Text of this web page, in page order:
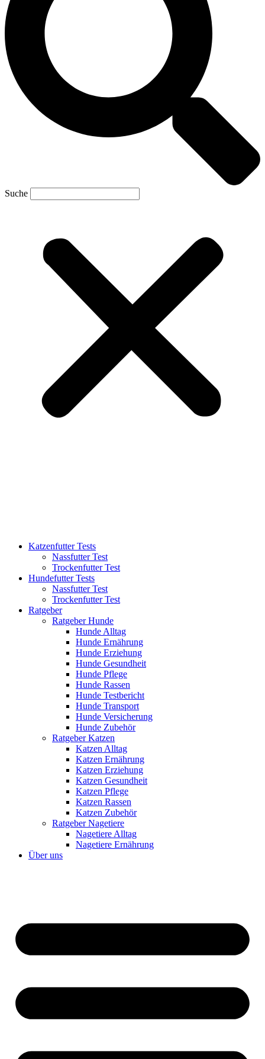
Suche
Katzenfutter Tests
Nassfutter Test
Trockenfutter Test
Hundefutter Tests
Nassfutter Test
Trockenfutter Test
Ratgeber
Ratgeber Hunde
Hunde Alltag
Hunde Ernährung
Hunde Erziehung
Hunde Gesundheit
Hunde Pflege
Hunde Rassen
Hunde Testbericht
Hunde Transport
Hunde Versicherung
Hunde Zubehör
Ratgeber Katzen
Katzen Alltag
Katzen Ernährung
Katzen Erziehung
Katzen Gesundheit
Katzen Pflege
Katzen Rassen
Katzen Zubehör
Ratgeber Nagetiere
Nagetiere Alltag
Nagetiere Ernährung
Über uns